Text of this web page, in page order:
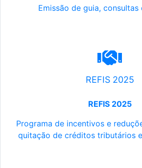
Emissão de guia,
REFIS 2025
REFIS 2025
Programa de incentivos e
quitação de créditos tributários